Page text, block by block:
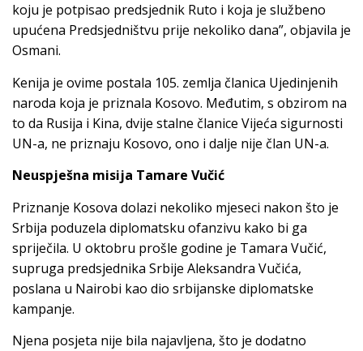
koju je potpisao predsjednik Ruto i koja je službeno
upućena Predsjedništvu prije nekoliko dana”, objavila je
Osmani.
Kenija je ovime postala 105. zemlja članica Ujedinjenih
naroda koja je priznala Kosovo. Međutim, s obzirom na
to da Rusija i Kina, dvije stalne članice Vijeća sigurnosti
UN-a, ne priznaju Kosovo, ono i dalje nije član UN-a.
Neuspješna misija Tamare Vučić
Priznanje Kosova dolazi nekoliko mjeseci nakon što je
Srbija poduzela diplomatsku ofanzivu kako bi ga
spriječila. U oktobru prošle godine je Tamara Vučić,
supruga predsjednika Srbije Aleksandra Vučića,
poslana u Nairobi kao dio srbijanske diplomatske
kampanje.
Njena posjeta nije bila najavljena, što je dodatno